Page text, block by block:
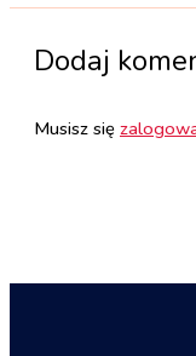
Dodaj
Musisz się